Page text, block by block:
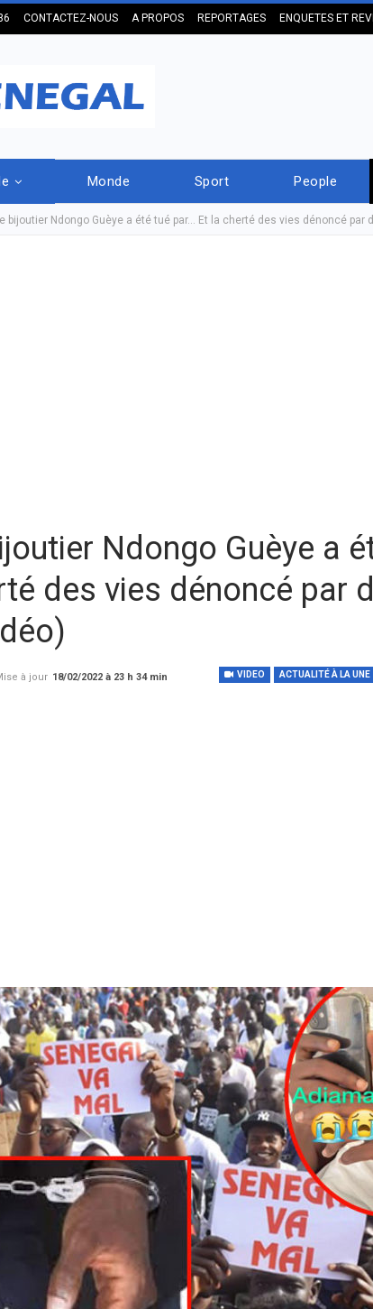
CONTACTEZ-NOUS A PROPOS REPORTAGES ENQUETES ET
Monde Sport People
bijoutier Ndongo Guèye a été tué par… Et la cherté des vies dénoncé par
Ndongo Guèye a
des vies dénoncé par
VIDEO ACTUALITÉ À LA UNE
à jour 18/02/2022 à 23 h 34 min